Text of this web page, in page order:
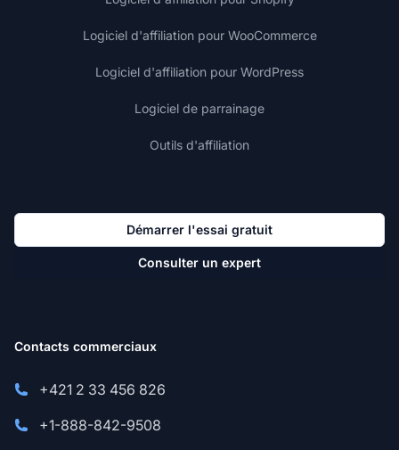
Logiciel d'affiliation pour WooCommerce
Logiciel d'affiliation pour WordPress
Logiciel de parrainage
Outils d'affiliation
Démarrer l'essai gratuit
Consulter un expert
Contacts commerciaux
+421 2 33 456 826
+1-888-842-9508